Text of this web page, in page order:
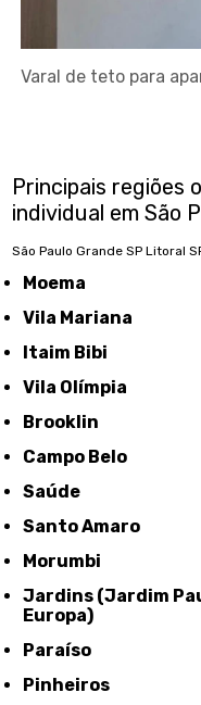
Varal de teto para
Principais regiões
individual em São
São Paulo Grande SP Litoral
Moema
Vila Mariana
Itaim Bibi
Vila Olímpia
Brooklin
Campo Belo
Saúde
Santo Amaro
Morumbi
Jardins (Jardim Paulista, Jardim América, Jardim
Europa)
Paraíso
Pinheiros